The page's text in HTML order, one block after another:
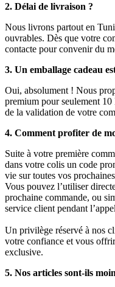
2. Délai de livraison ?
Nous livrons partout en
ouvrables. Dès que votre
contacte pour convenir du
3. Un emballage cadeau
Oui, absolument ! Nous
premium pour seulement
de la validation de votre
4. Comment profiter de
Suite à votre première
dans votre colis un code
vie sur toutes vos
Vous pouvez l’utiliser
prochaine commande, ou
service client pendant
Un privilège réservé à nos
votre confiance et vous
exclusive.
5. Nos articles sont-ils